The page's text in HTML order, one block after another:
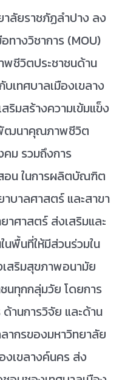
ลัยราชภัฏลำปาง ลง
างวิชาการ (MOU)
ชีวิตประชาชนด้าน
เทศบาลเมืองเขลาง
ริมสร้างความเข้มแข็ง
พัฒนาคุณภาพชีวิต
ม รวมถึงการ
อน ในการผลิตบัณฑิต
บาลศาสตร์ และสาขา
ศาสตร์ ส่งเสริมและ
พื้นที่ให้มีส่วนร่วมใน
สริมสุขภาพอนามัย
นทุกกลุ่มวัย โดยการ
านการวิจัย และด้าน
ากรของมหาวิทยาลัย
งเขลางค์นคร ส่ง